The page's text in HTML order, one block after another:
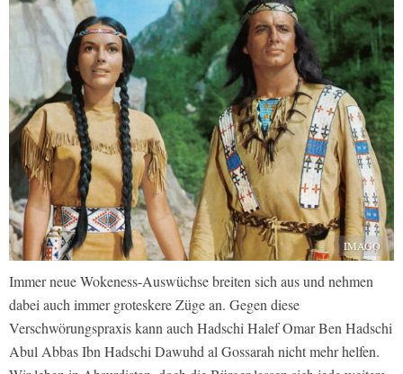
IMAGO
Immer neue Wokeness-Auswüchse breiten sich aus und nehmen
dabei auch immer groteskere Züge an. Gegen diese
Verschwörungspraxis kann auch Hadschi Halef Omar Ben Hadschi
Abul Abbas Ibn Hadschi Dawuhd al Gossarah nicht mehr helfen.